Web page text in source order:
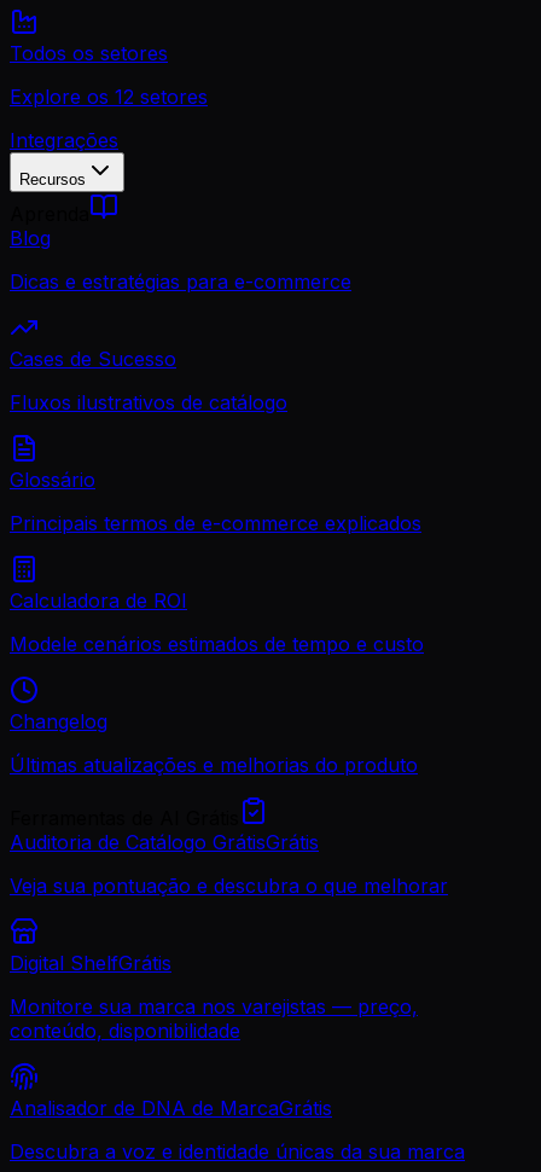
Todos os setores
Explore os 12 setores
Integrações
Recursos
Blog
Dicas e estratégias para e-commerce
Cases de Sucesso
Fluxos ilustrativos de catálogo
Glossário
Principais termos de e-commerce explicados
Calculadora de ROI
Modele cenários estimados de tempo e custo
Changelog
Últimas atualizações e melhorias do produto
Auditoria de Catálogo GrátisGrátis
Veja sua pontuação e descubra o que melhorar
Digital ShelfGrátis
Monitore sua marca nos varejistas — preço,
conteúdo, disponibilidade
Analisador de DNA de MarcaGrátis
Descubra a voz e identidade únicas da sua marca